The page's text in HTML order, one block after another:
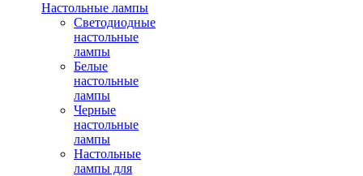
Настольные лампы
Светодиодные
настольные
лампы
Белые
настольные
лампы
Черные
настольные
лампы
Настольные
лампы для